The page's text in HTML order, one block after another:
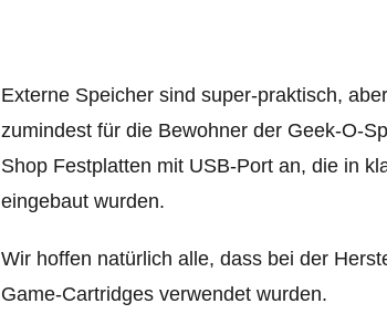
Externe Speicher sind super-praktisch,
zumindest für die Bewohner der Geek-O-
Shop Festplatten mit USB-Port an, die in
eingebaut wurden.
Wir hoffen natürlich alle, dass bei der
Game-Cartridges verwendet wurden.